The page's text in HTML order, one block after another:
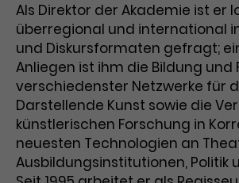
anonymisierter Form
der Besuche, die
stammen, und die
Seiten.
Name _gat_UA-63561367-1
Anbieter Google Analytics
Conversions zu Google
Kampagnen.
Name _gcl_dc
Anbieter Google / DoubleClick
Laufzeit 3 Monate
Als Direktor der Akademie ist er
überregional und international
und Diskursformaten gefragt;
Anliegen ist ihm die Bildung und
verschiedenster Netzwerke für
Darstellende Kunst sowie die
künstlerischen Forschung in
neuesten Technologien an
Ausbildungsinstitutionen, Politik